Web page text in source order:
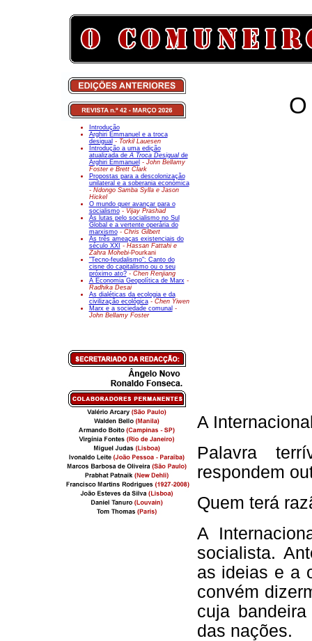
Introdução
Arghiri Emmanuel e a troca
desigual - Torkil Lauesen
Introdução a uma edição
atualizada deA Troca Desigualde
Arghiri Emmanuel - John Bellamy
Foster e Brett Clark
Propostas para a descolonização
unilateral e a soberania económica
- Ndongo Samba Sylla e Jason
Hickel
O mundo quer avançar para o
socialismo- Vijay Prashad
As lutas pelo socialismo no Sul
Global e a vertente operária do
marxismo- Chris Gilbert
As três ameaças existenciais do
século XXI - Hassan Fattahi e
Zahra Mohebi-Pourkani
"Tecno-feudalismo": Canto do
cisne do capitalismo ou o seu
próximo ato? - Chen Renjiang
A Economia Geopolítica de Marx-
Radhika Desai
As dialéticas da ecologia e da
civilização ecológica - Chen Yiwen
Marx e a sociedade comunal -
John Bellamy Foster
A
Palavra
respondem
Quem terá
A
socialista.
as ideias e a
convém
cuja
das nações.